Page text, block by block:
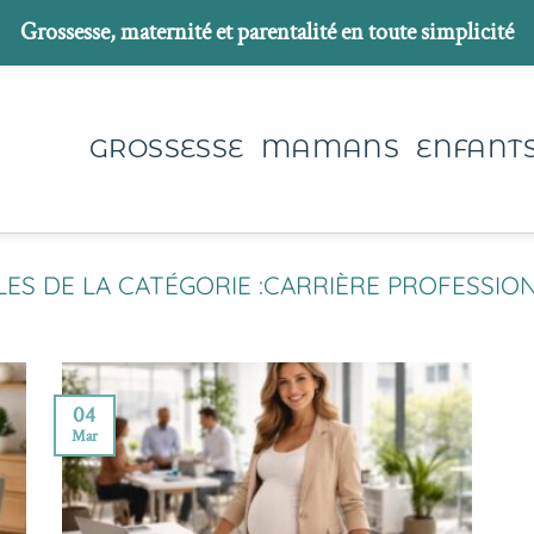
Grossesse, maternité et parentalité en toute simplicité
GROSSESSE MAMANS
CARRIÈRE
04
Mar